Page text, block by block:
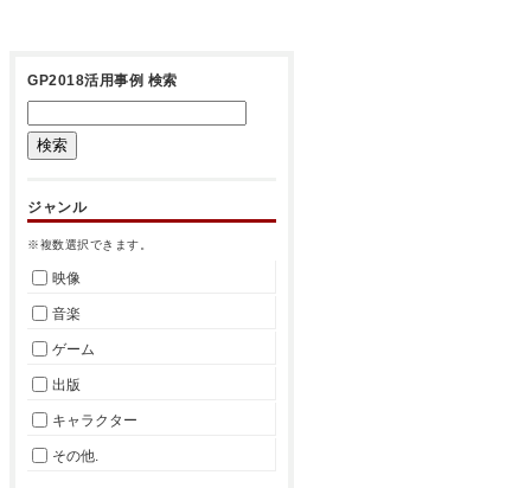
GP2018活用事例 検索
ジャンル
※複数選択できます。
映像
音楽
ゲーム
出版
キャラクター
その他.